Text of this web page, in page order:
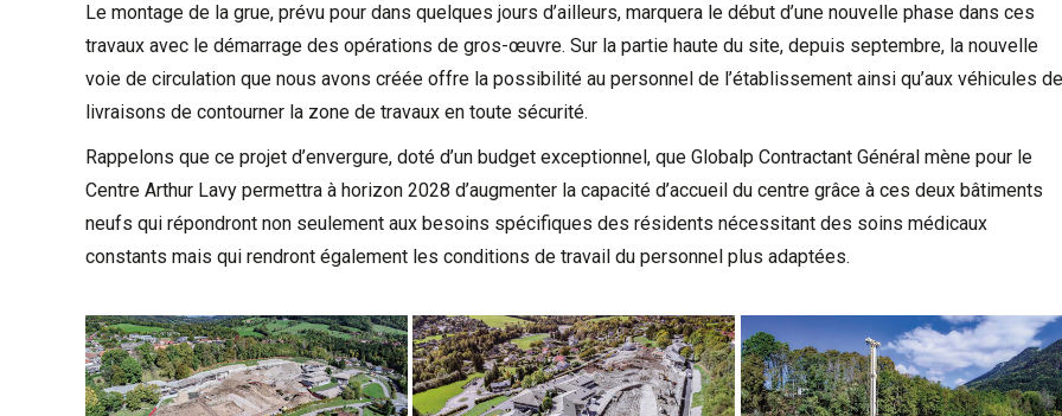
Le montage de la grue, prévu pour dans quelques jours d’ailleurs, marquera le début d’une nouvelle phase dans ces
travaux avec le démarrage des opérations de gros-œuvre. Sur la partie haute du site, depuis septembre, la nouvelle
voie de circulation que nous avons créée offre la possibilité au personnel de l’établissement ainsi qu’aux véhicules de
livraisons de contourner la zone de travaux en toute sécurité.
Rappelons que ce projet d’envergure, doté d’un budget exceptionnel, que Globalp Contractant Général mène pour le
Centre Arthur Lavy permettra à horizon 2028 d’augmenter la capacité d’accueil du centre grâce à ces deux bâtiments
neufs qui répondront non seulement aux besoins spécifiques des résidents nécessitant des soins médicaux
constants mais qui rendront également les conditions de travail du personnel plus adaptées.